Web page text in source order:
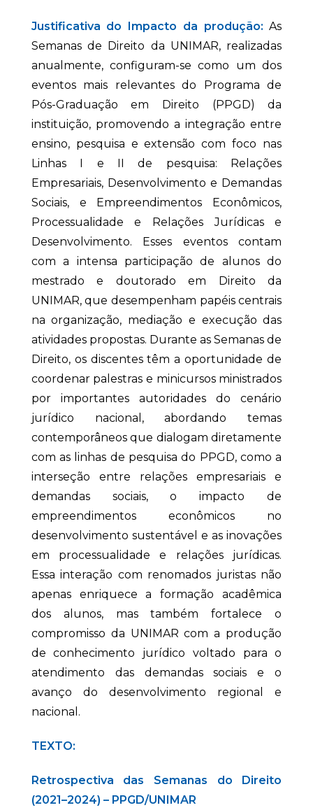
Justificativa do Impacto da produção:As
Semanas de Direito da UNIMAR, realizadas
anualmente, configuram-se como um dos
eventos mais relevantes do Programa de
Pós-Graduação em Direito (PPGD) da
instituição, promovendo a integração entre
ensino, pesquisa e extensão com foco nas
Linhas I e II de pesquisa: Relações
Empresariais, Desenvolvimento e Demandas
Sociais, e Empreendimentos Econômicos,
Processualidade e Relações Jurídicas e
Desenvolvimento. Esses eventos contam
com a intensa participação de alunos do
mestrado e doutorado em Direito da
UNIMAR, que desempenham papéis centrais
na organização, mediação e execução das
atividades propostas. Durante as Semanas de
Direito, os discentes têm a oportunidade de
coordenar palestras e minicursos ministrados
por importantes autoridades do cenário
jurídico nacional, abordando temas
contemporâneos que dialogam diretamente
com as linhas de pesquisa do PPGD, como a
interseção entre relações empresariais e
demandas sociais, o impacto de
empreendimentos econômicos no
desenvolvimento sustentável e as inovações
em processualidade e relações jurídicas.
Essa interação com renomados juristas não
apenas enriquece a formação acadêmica
dos alunos, mas também fortalece o
compromisso da UNIMAR com a produção
de conhecimento jurídico voltado para o
atendimento das demandas sociais e o
avanço do desenvolvimento regional e
nacional.
TEXTO:
Retrospectiva das Semanas do Direito
(2021–2024) – PPGD/UNIMAR